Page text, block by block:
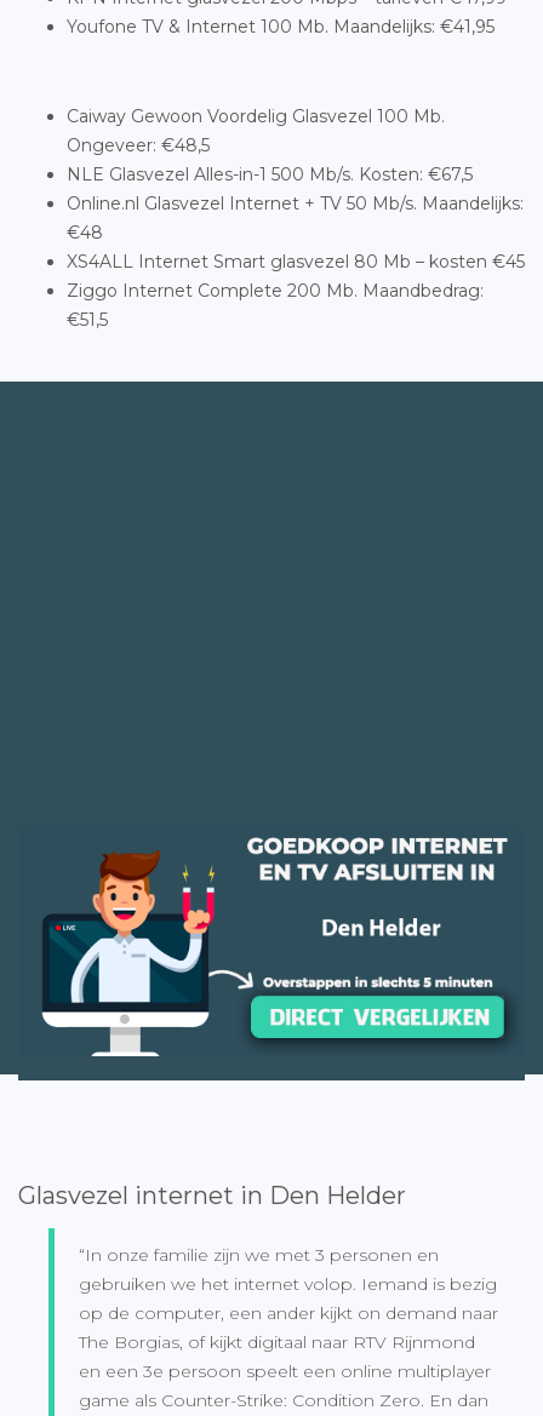
Youfone TV & Internet 100 Mb. Maandelijks: €41,95
Caiway Gewoon Voordelig Glasvezel 100 Mb.
Ongeveer: €48,5
NLE Glasvezel Alles-in-1 500 Mb/s. Kosten: €67,5
Online.nl Glasvezel Internet + TV 50 Mb/s. Maandelijks:
€48
XS4ALL Internet Smart glasvezel 80 Mb – kosten €45
Ziggo Internet Complete 200 Mb. Maandbedrag:
€51,5
Glasvezel internet in Den Helder
“In onze familie zijn we met 3 personen en
gebruiken we het internet volop. Iemand is bezig
op de computer, een ander kijkt on demand naar
The Borgias, of kijkt digitaal naar RTV Rijnmond
en een 3e persoon speelt een online multiplayer
game als Counter-Strike: Condition Zero. En dan